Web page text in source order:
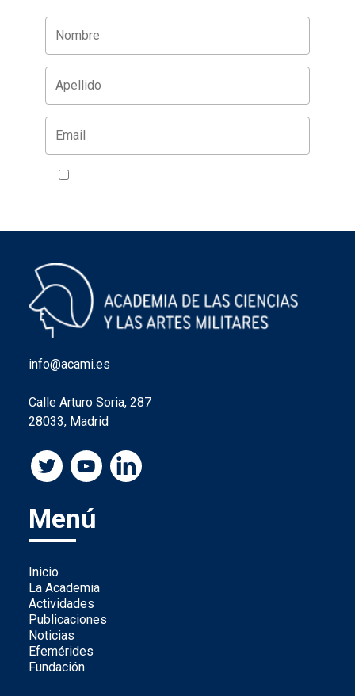
info@acami.es
Calle Arturo Soria, 287
28033, Madrid
Menú
Inicio
La Academia
Actividades
Publicaciones
Noticias
Efemérides
Fundación